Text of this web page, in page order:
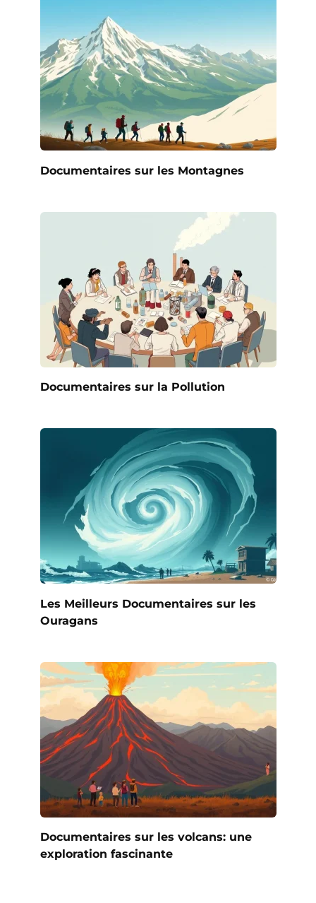
Documentaires sur les Montagnes
Documentaires sur la Pollution
Les Meilleurs Documentaires sur les
Ouragans
Documentaires sur les volcans: une
exploration fascinante